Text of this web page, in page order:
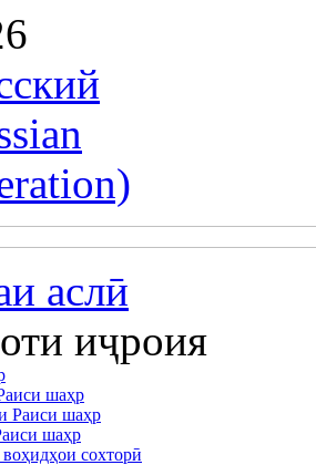
аслӣ
иҷроия
шаҳр
Раиси шаҳр
шаҳр
сохторӣ